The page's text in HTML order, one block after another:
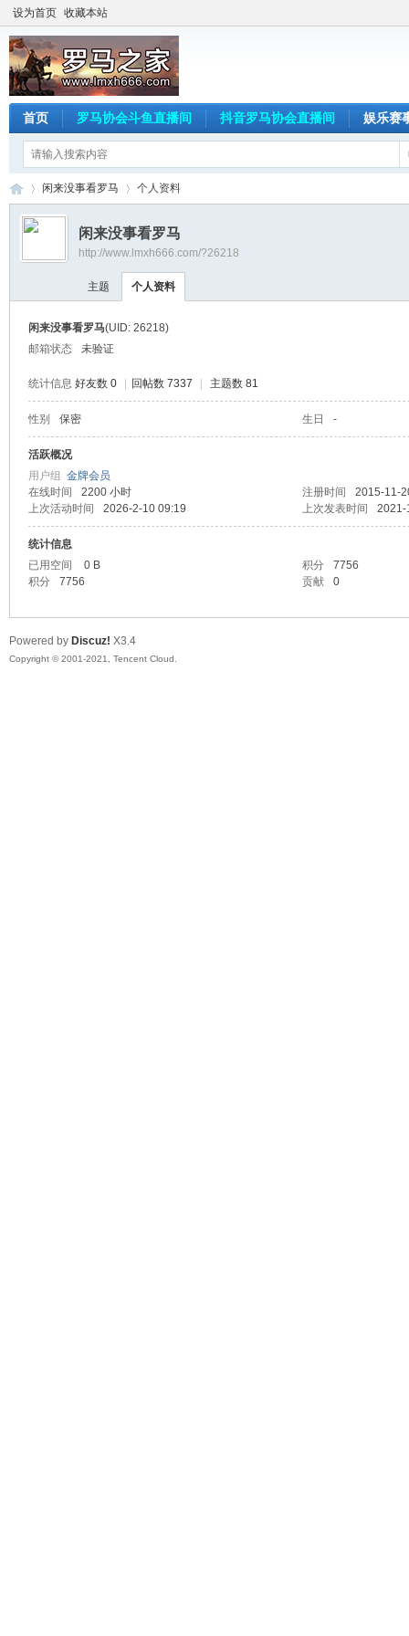
设为首页 收藏本站
首页 罗马协会斗鱼直播间 抖音罗马协会直播间 娱乐赛
›
闲来没事看罗马 个人资料
闲来没事看罗马
http://www.lmxh666.com/?26218
主题 个人资料
闲来没事看罗马(UID: 26218)
邮箱状态
未验证
统计信息 好友数 0 回帖数 7337 主题数 81
性别 保密 生日 -
活跃概况
用户组 金牌会员
在线时间
2200 小时 注册时间
2015-11-
上次活动时间
2026-2-10 09:19 上次发表时间 2021-
统计信息
已用空间
0 B 积分
7756
积分
7756 贡献 0
Powered by Discuz! X3.4
Copyright © 2001-2021, Tencent Cloud.